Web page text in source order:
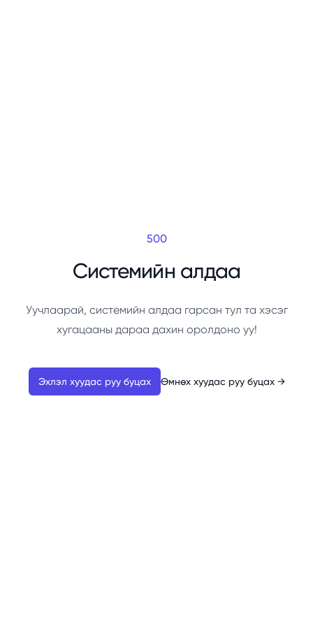
500
Системийн алдаа
Уучлаарай, системийн алдаа гарсан тул та хэсэг
хугацааны дараа дахин оролдоно уу!
Эхлэл хуудас руу буцах Өмнөх хуудас руу буцах →